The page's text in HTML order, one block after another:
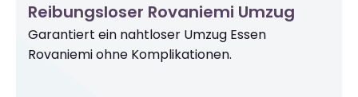
Reibungsloser Rovaniemi Umzug
Garantiert ein nahtloser Umzug Essen
Rovaniemi ohne Komplikationen.